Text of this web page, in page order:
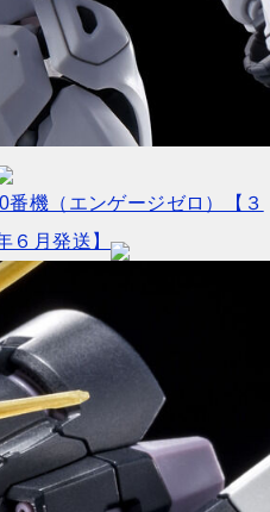
機（エンゲージゼロ）【３
６月発送】